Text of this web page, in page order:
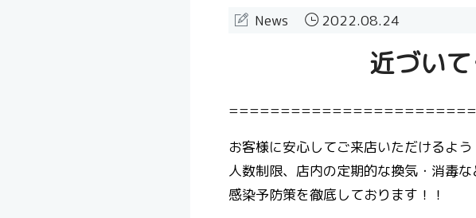
News 2022.08.24
近づい
お客様に安心してご来店いただけるよう
人数制限、店内の定期的な換気・消毒な
感染予防策を徹底しております！！